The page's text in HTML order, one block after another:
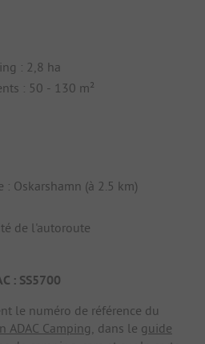
: 2,8 ha
: 50 - 130 m²
Oskarshamn (à 2.5 km)
de l'autoroute
: SS5700
le numéro de référence du
ADAC Camping , dans le guide